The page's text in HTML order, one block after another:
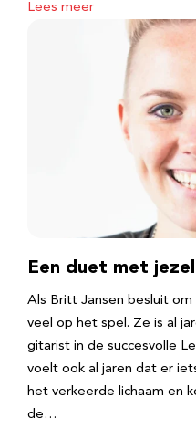
Lees meer
Een duet met
Als Britt Jansen besluit
veel op het spel. Ze is al
gitarist in de succesvolle
voelt ook al jaren dat er
het verkeerde lichaam en
de…